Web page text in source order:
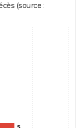
(source :